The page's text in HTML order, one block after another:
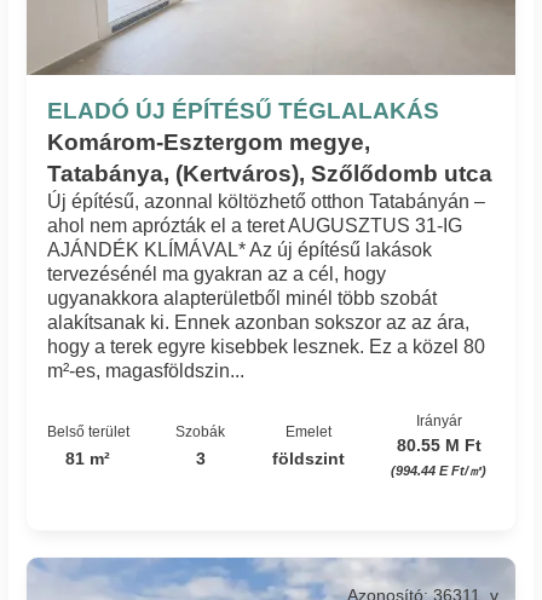
ELADÓ ÚJ ÉPÍTÉSŰ TÉGLALAKÁS
Komárom-Esztergom megye,
Tatabánya, (Kertváros), Szőlődomb utca
Új építésű, azonnal költözhető otthon Tatabányán –
ahol nem aprózták el a teret AUGUSZTUS 31-IG
AJÁNDÉK KLÍMÁVAL* Az új építésű lakások
tervezésénél ma gyakran az a cél, hogy
ugyanakkora alapterületből minél több szobát
alakítsanak ki. Ennek azonban sokszor az az ára,
hogy a terek egyre kisebbek lesznek. Ez a közel 80
m²-es, magasföldszin...
Belső terület
81 m²
Szobák
3
Emelet
földszint
Irányár
80.55 M Ft
(994.44 E Ft/㎡)
Azonosító: 36311_v